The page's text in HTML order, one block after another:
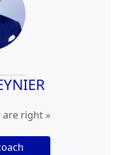
are right »